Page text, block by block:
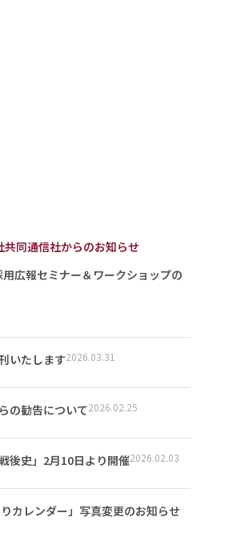
共同通信社からのお知らせ
広報セミナー＆ワークショップの
いたします2026.03.31
の勧告について2026.02.25
後史」2月10日より開催2026.02.03
りカレンダー」写真変更のお知らせ